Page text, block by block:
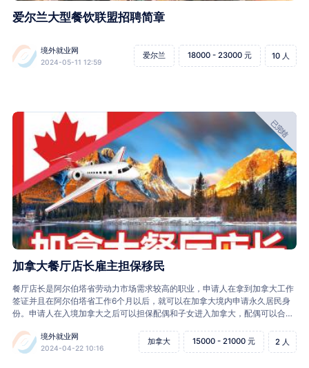
爱尔兰大型餐饮联盟招聘简章
境外就业网
2024-05-11 12:59
爱尔兰 18000 - 23000 元 10 人
已完结
加拿大餐厅店长雇主担保移民
餐厅店长是阿尔伯塔省劳动力市场需求较高的职业，申请人在拿到加拿大工作
签证并且在阿尔伯塔省工作6个月以后，就可以在加拿大境内申请永久居民身
份。申请人在入境加拿大之后可以担保配偶和子女进入加拿大，配偶可以合法
境外就业网
2024-04-22 10:16
加拿大 15000 - 21000 元 2 人